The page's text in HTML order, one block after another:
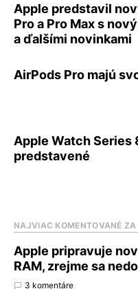
Apple predstavil
Pro a Pro Max s
a ďalšími novinkami
AirPods Pro majú
Apple Watch Series
predstavené
NAJVIAC KOMENTOVANÉ ZA
Apple pripravuje
RAM, zrejme sa
3 komentáre